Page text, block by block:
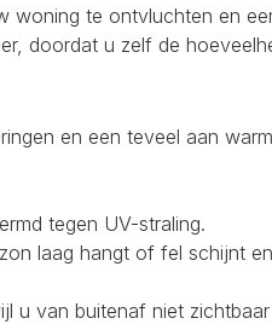
te ontvluchten en
doordat u zelf de
en een teveel aan
tegen UV-straling.
laag hangt of fel schijnt
u van buitenaf niet